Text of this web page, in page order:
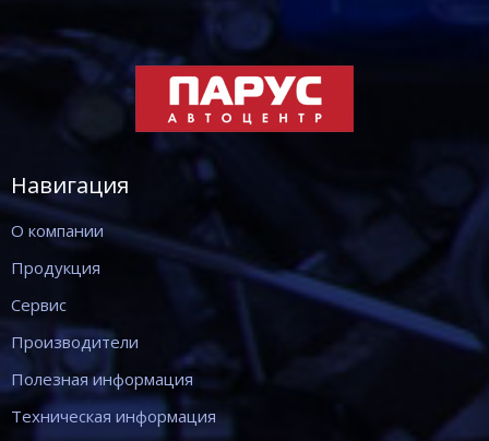
Навигация
О компании
Продукция
Сервис
Производители
Полезная информация
Техническая информация